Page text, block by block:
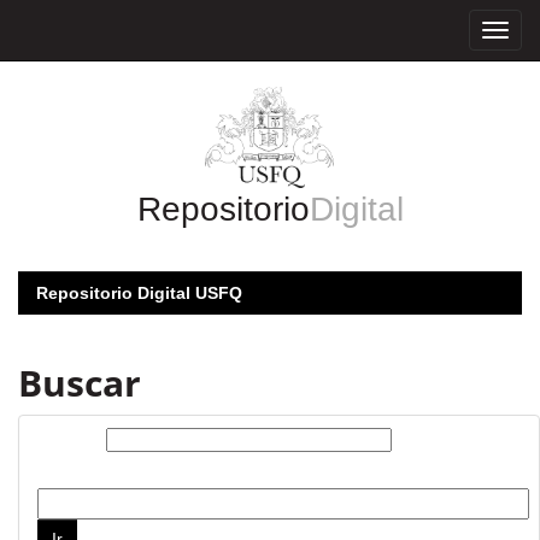
RepositorioDigital
Repositorio Digital USFQ
Buscar